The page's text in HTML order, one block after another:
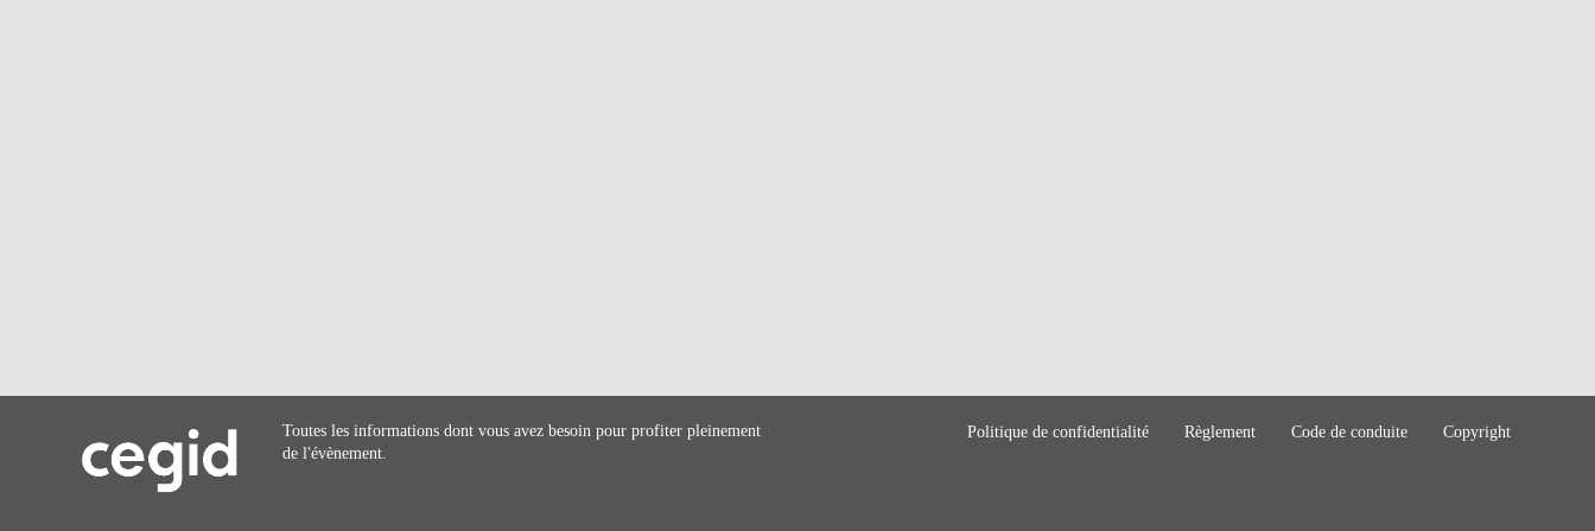
Toutes les informations dont vous avez besoin pour profiter pleinement
de l'évènement.
Politique de confidentialité Règlement Code de conduite Copyright